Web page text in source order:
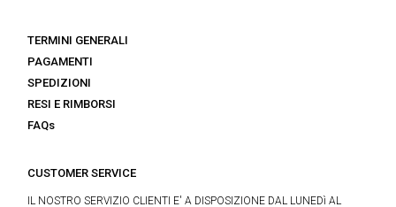
TERMINI GENERALI
PAGAMENTI
SPEDIZIONI
RESI E RIMBORSI
FAQs
CUSTOMER SERVICE
IL NOSTRO SERVIZIO CLIENTI E' A DISPOSIZIONE DAL LUNEDì AL